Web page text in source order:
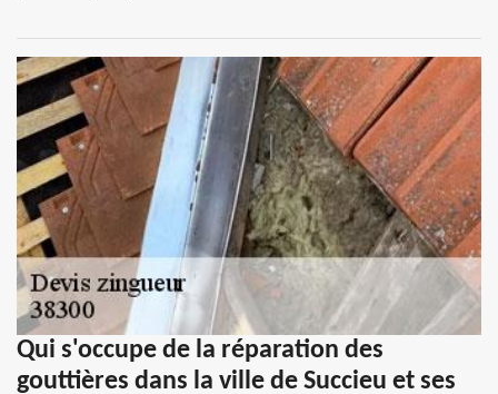
Qui s'occupe de la réparation des
gouttières dans la ville de Succieu et ses